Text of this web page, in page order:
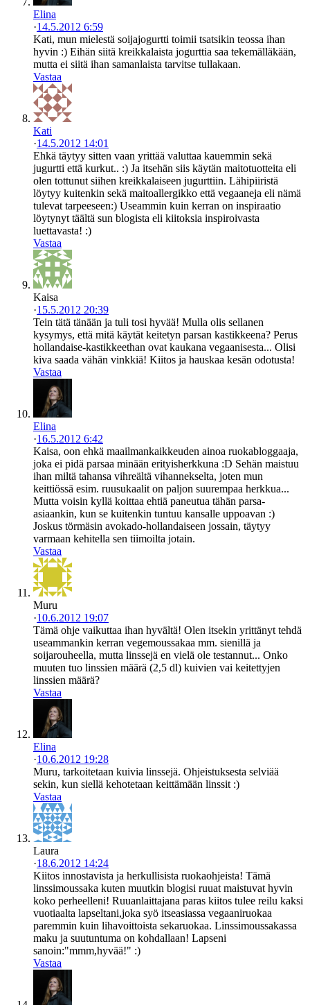
Elina
·14.5.2012 6:59
Kati, mun mielestä soijajogurtti toimii tsatsikin teossa ihan
hyvin :) Eihän siitä kreikkalaista jogurttia saa tekemälläkään,
mutta ei siitä ihan samanlaista tarvitse tullakaan.
Vastaa
Kati
·14.5.2012 14:01
Ehkä täytyy sitten vaan yrittää valuttaa kauemmin sekä
jugurtti että kurkut.. :) Ja itsehän siis käytän maitotuotteita eli
olen tottunut siihen kreikkalaiseen jugurttiin. Lähipiiristä
löytyy kuitenkin sekä maitoallergikko että vegaaneja eli nämä
tulevat tarpeeseen:) Useammin kuin kerran on inspiraatio
löytynyt täältä sun blogista eli kiitoksia inspiroivasta
luettavasta! :)
Vastaa
Kaisa
·15.5.2012 20:39
Tein tätä tänään ja tuli tosi hyvää! Mulla olis sellanen
kysymys, että mitä käytät keitetyn parsan kastikkeena? Perus
hollandaise-kastikkeethan ovat kaukana vegaanisesta... Olisi
kiva saada vähän vinkkiä! Kiitos ja hauskaa kesän odotusta!
Vastaa
Elina
·16.5.2012 6:42
Kaisa, oon ehkä maailmankaikkeuden ainoa ruokabloggaaja,
joka ei pidä parsaa minään erityisherkkuna :D Sehän maistuu
ihan miltä tahansa vihreältä vihannekselta, joten mun
keittiössä esim. ruusukaalit on paljon suurempaa herkkua...
Mutta voisin kyllä koittaa ehtiä paneutua tähän parsa-
asiaankin, kun se kuitenkin tuntuu kansalle uppoavan :)
Joskus törmäsin avokado-hollandaiseen jossain, täytyy
varmaan kehitella sen tiimoilta jotain.
Vastaa
Muru
·10.6.2012 19:07
Tämä ohje vaikuttaa ihan hyvältä! Olen itsekin yrittänyt tehdä
useammankin kerran vegemoussakaa mm. sienillä ja
soijarouheella, mutta linssejä en vielä ole testannut... Onko
muuten tuo linssien määrä (2,5 dl) kuivien vai keitettyjen
linssien määrä?
Vastaa
Elina
·10.6.2012 19:28
Muru, tarkoitetaan kuivia linssejä. Ohjeistuksesta selviää
sekin, kun siellä kehotetaan keittämään linssit :)
Vastaa
Laura
·18.6.2012 14:24
Kiitos innostavista ja herkullisista ruokaohjeista! Tämä
linssimoussaka kuten muutkin blogisi ruuat maistuvat hyvin
koko perheelleni! Ruuanlaittajana paras kiitos tulee reilu kaksi
vuotiaalta lapseltani,joka syö itseasiassa vegaaniruokaa
paremmin kuin lihavoittoista sekaruokaa. Linssimoussakassa
maku ja suutuntuma on kohdallaan! Lapseni
sanoin:"mmm,hyvää!" :)
Vastaa